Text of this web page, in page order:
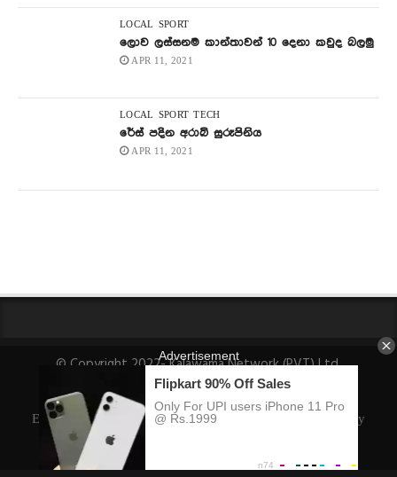
LOCAL SPORT
ලොව ලස්සනම කාන්තාවන් 10 දෙනා කවුද බලමු
APR 11, 2021
LOCAL SPORT TECH
රේස් පදින අරාබි සුරූපිනිය
APR 11, 2021
© Copyright 2022- Kalawama Network (PVT) Ltd.
About Us Fact-Checking Policy Privacy Policy
Ethics Policy Ownership, Funding, and Advertising Policy
Corrections Policy